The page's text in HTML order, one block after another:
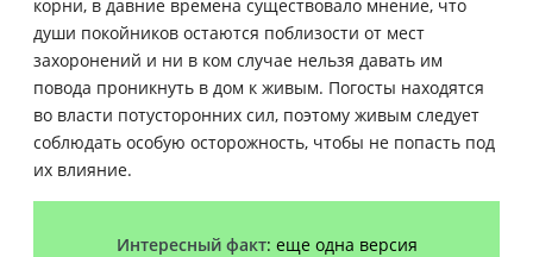
корни, в давние времена существовало мнение, что
души покойников остаются поблизости от мест
захоронений и ни в ком случае нельзя давать им
повода проникнуть в дом к живым. Погосты находятся
во власти потусторонних сил, поэтому живым следует
соблюдать особую осторожность, чтобы не попасть под
их влияние.
Интересный факт: еще одна версия